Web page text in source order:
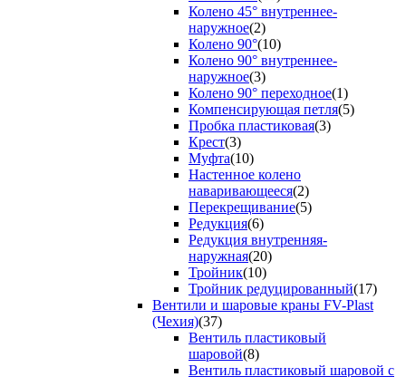
Колено 45° внутреннее-
наружное(2)
Колено 90°(10)
Колено 90° внутреннее-
наружное(3)
Колено 90° переходное(1)
Компенсирующая петля(5)
Пробка пластиковая(3)
Крест(3)
Муфта(10)
Настенное колено
наваривающееся(2)
Перекрещивание(5)
Редукция(6)
Редукция внутренняя-
наружная(20)
Тройник(10)
Тройник редуцированный(17)
Вентили и шаровые краны FV-Plast
(Чехия)(37)
Вентиль пластиковый
шаровой(8)
Вентиль пластиковый шаровой с